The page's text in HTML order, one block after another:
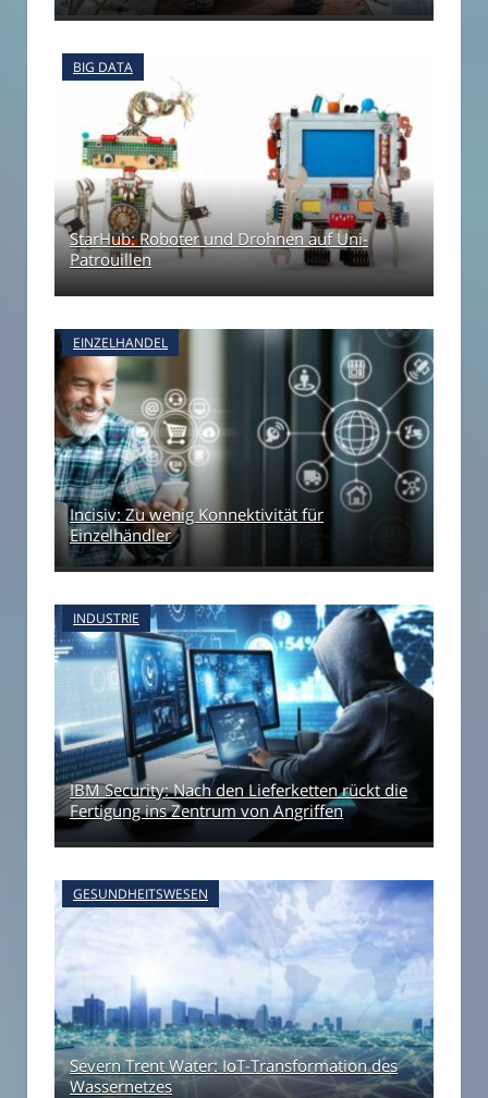
BIG DATA
StarHub: Roboter und Drohnen auf Uni-
Patrouillen
EINZELHANDEL
Incisiv: Zu wenig Konnektivität für
Einzelhändler
INDUSTRIE
IBM Security: Nach den Lieferketten rückt die
Fertigung ins Zentrum von Angriffen
GESUNDHEITSWESEN
Severn Trent Water: IoT-Transformation des
Wassernetzes